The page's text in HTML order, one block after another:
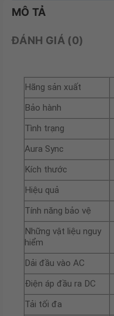
MÔ TẢ
ĐÁNH GIÁ (0)
Hãng sản xuất
Bảo hành
Tình trạng
Aura Sync
Kích thước
Hiệu quả
Tính năng bảo vệ
Những vật liệu nguy
hiểm
Dải đầu vào AC
Điện áp đầu ra DC
Tải tối đa